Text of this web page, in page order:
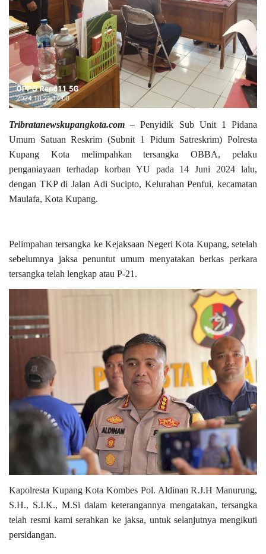
Tribratanewskupangkota.com – Penyidik Sub Unit 1 Pidana
Umum Satuan Reskrim (Subnit 1 Pidum Satreskrim) Polresta
Kupang Kota melimpahkan tersangka OBBA, pelaku
penganiayaan terhadap korban YU pada 14 Juni 2024 lalu,
dengan TKP di Jalan Adi Sucipto, Kelurahan Penfui, kecamatan
Maulafa, Kota Kupang.
Pelimpahan tersangka ke Kejaksaan Negeri Kota Kupang, setelah
sebelumnya jaksa penuntut umum menyatakan berkas perkara
tersangka telah lengkap atau P-21.
Kapolresta Kupang Kota Kombes Pol. Aldinan R.J.H Manurung,
S.H., S.I.K., M.Si dalam keterangannya mengatakan, tersangka
telah resmi kami serahkan ke jaksa, untuk selanjutnya mengikuti
persidangan.